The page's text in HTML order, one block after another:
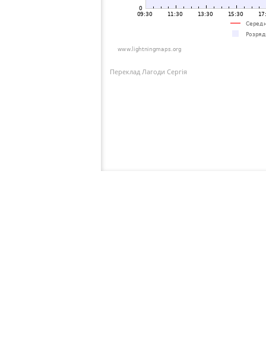
Переклад Лагоди Сергія